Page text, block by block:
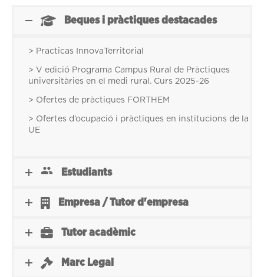
Beques i pràctiques destacades
> Practicas InnovaTerritorial
> V edició Programa Campus Rural de Pràctiques
universitàries en el medi rural. Curs 2025-26
> Ofertes de pràctiques FORTHEM
> Ofertes d’ocupació i pràctiques en institucions de la
UE
Estudiants
Empresa / Tutor d'empresa
Tutor acadèmic
Marc Legal